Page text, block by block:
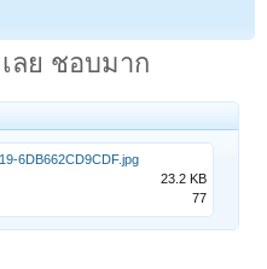
ลย ชอบมาก
6DB662CD9CDF.jpg
23.2 KB
77